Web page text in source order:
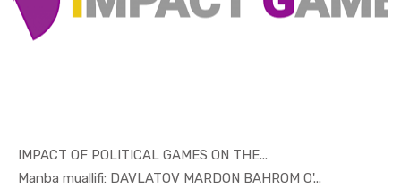
IMPACT OF POLITICAL GAMES ON THE...
Manba muallifi: DAVLATOV MARDON BAHROM O'...
In Taqdimo...